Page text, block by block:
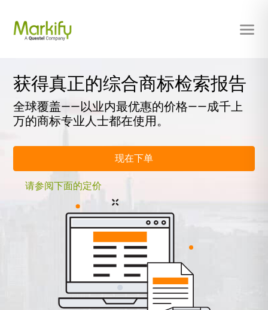
获得真正的综合商标检索报告
全球覆盖——以业内最优惠的价格——成千上
万的商标专业人士都在使用。
现在下单
请参阅下面的定价